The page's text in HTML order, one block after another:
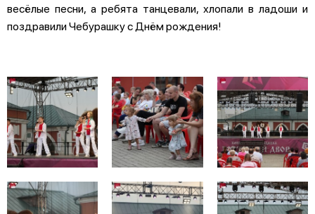
весёлые песни, а ребята танцевали, хлопали в ладоши и
поздравили Чебурашку с Днём рождения!